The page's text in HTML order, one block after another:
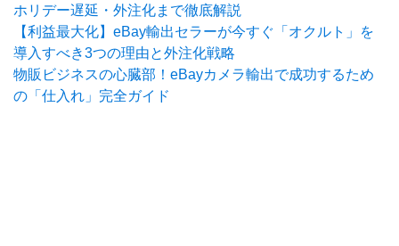
ホリデー遅延・外注化まで徹底解説
【利益最大化】eBay輸出セラーが今すぐ「オクルト」を
導入すべき3つの理由と外注化戦略
物販ビジネスの心臓部！eBayカメラ輸出で成功するため
の「仕入れ」完全ガイド